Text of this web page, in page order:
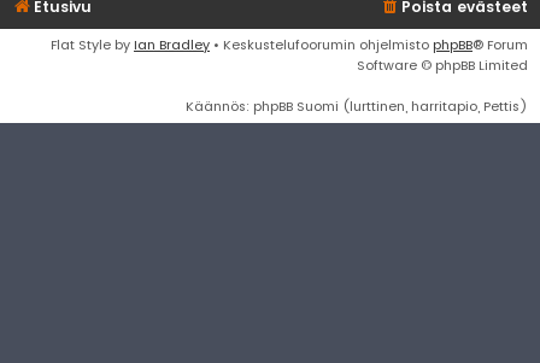
Etusivu Poista evästeet
Flat Style by Ian Bradley • Keskustelufoorumin ohjelmisto phpBB® Forum
Software © phpBB Limited
Käännös: phpBB Suomi (lurttinen, harritapio, Pettis)